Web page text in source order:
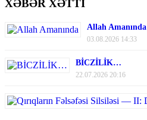
XƏBƏR XƏTTİ
Allah Amanında
03.08.2026 14:33
BİCZİLİK…
22.07.2026 20:16